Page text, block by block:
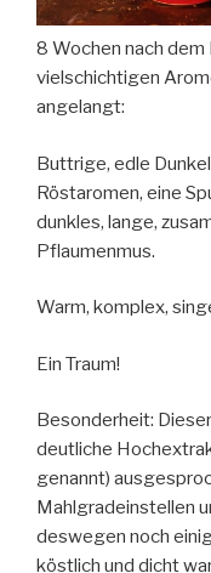
8 Wochen nach
vielschichtigen
angelangt:
Buttrige, edle
Röstaromen, eine
dunkles, lange,
Pflaumenmus.
Warm, komplex,
Ein Traum!
Besonderheit:
deutliche
genannt)
Mahlgradeinstellen
deswegen noch
köstlich und dicht